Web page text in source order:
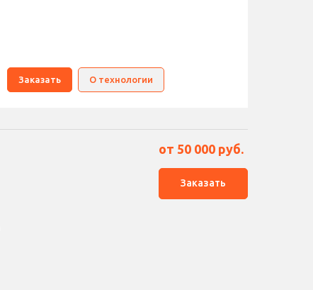
Заказать О технологии
от 50 000 руб.
Заказать